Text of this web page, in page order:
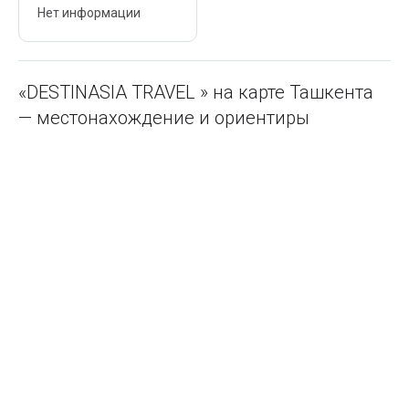
Нет информации
«DESTINASIA TRAVEL » на карте Ташкента
— местонахождение и ориентиры